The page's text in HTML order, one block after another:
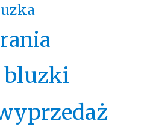
bluzki